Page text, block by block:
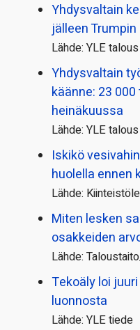
Yhdysvaltain
jälleen
Lähde: YLE talous
Yhdysvaltain
käänne: 23
heinäkuussa
Lähde: YLE talous
Iskikö
huolella ennen
Lähde:
Miten lesken
osakkeiden
Lähde:
Tekoäly loi
luonnosta
Lähde: YLE tiede